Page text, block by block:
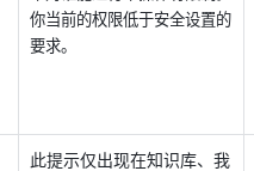
你当前的权限低于安全设置的
要求。
此提示仅出现在知识库、我